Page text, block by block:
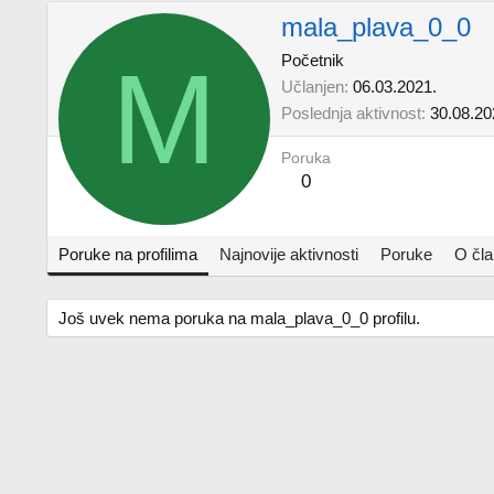
M
mala_plava_0_0
Početnik
Učlanjen 06.03.2021.
Poslednja aktivnost
Poruka
0
Poruke na profilima Najnovije aktivnosti Poruke O
Još uvek nema poruka na mala_plava_0_0 profilu.